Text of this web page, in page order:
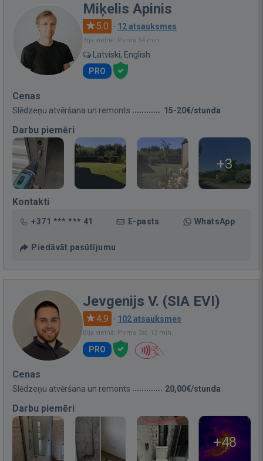
Miķelis Apinis
5.0 · 12 atsauksmes
Bija vietnē: Pirms 54 min.
Latviski, English
PRO
Cenas
Slēdzeņu atvēršana un remonts 15-20€/stunda
Darbu piemēri
+3
Kontakti
+371 *** *** 41 E-pasts WhatsApp
Piedāvāt pasūtījumu
Jevgenijs V. (SIA EVI)
4.9 · 102 atsauksmes
Bija vietnē: Pirms 3st. 13 min.
PRO
Cenas
Slēdzeņu atvēršana un remonts 20,00€/stunda
Darbu piemēri
+48